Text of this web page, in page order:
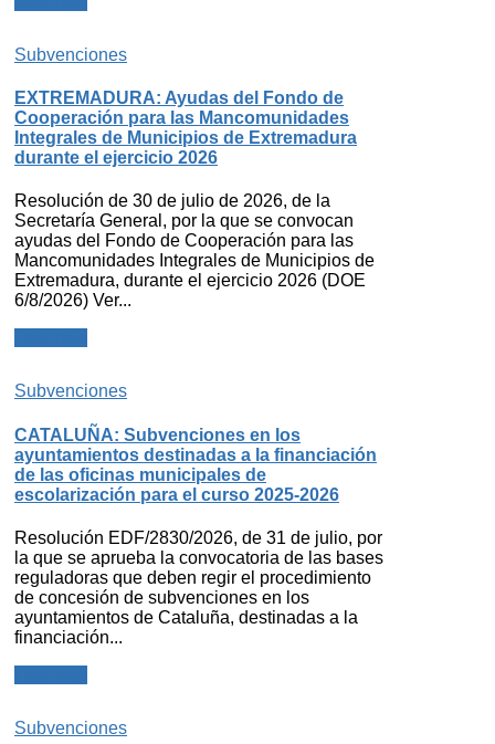
Subvenciones
EXTREMADURA: Ayudas del Fondo de
Cooperación para las Mancomunidades
Integrales de Municipios de Extremadura
durante el ejercicio 2026
Resolución de 30 de julio de 2026, de la
Secretaría General, por la que se convocan
ayudas del Fondo de Cooperación para las
Mancomunidades Integrales de Municipios de
Extremadura, durante el ejercicio 2026 (DOE
6/8/2026) Ver...
Subvenciones
CATALUÑA: Subvenciones en los
ayuntamientos destinadas a la financiación
de las oficinas municipales de
escolarización para el curso 2025-2026
Resolución EDF/2830/2026, de 31 de julio, por
la que se aprueba la convocatoria de las bases
reguladoras que deben regir el procedimiento
de concesión de subvenciones en los
ayuntamientos de Cataluña, destinadas a la
financiación...
Subvenciones